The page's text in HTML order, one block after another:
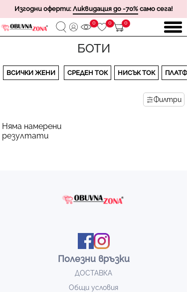
Изгодни оферти: Ликвидация до -70% само сега!
0 0 0
БОТИ
ВСИЧКИ ЖЕНИ СРЕДЕН ТОК НИСЪК ТОК
Филтри
Няма намерени
резултати
Полезни връзки
ДОСТАВКА
Общи условия